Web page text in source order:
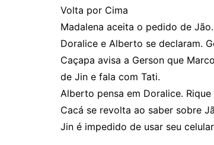
Volta por Cima
Madalena aceita o pedido de
Doralice e Alberto se declaram.
Caçapa avisa a Gerson que
de Jin e fala com Tati.
Alberto pensa em Doralice.
Cacá se revolta ao saber sobre
Jin é impedido de usar seu